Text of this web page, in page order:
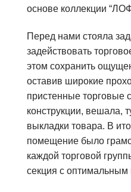
основе коллекции
Перед нами стояла
задействовать
этом сохранить
оставив широкие
пристенные торговые
конструкции, вешала,
выкладки товара. В
помещение было
каждой торговой
секция с